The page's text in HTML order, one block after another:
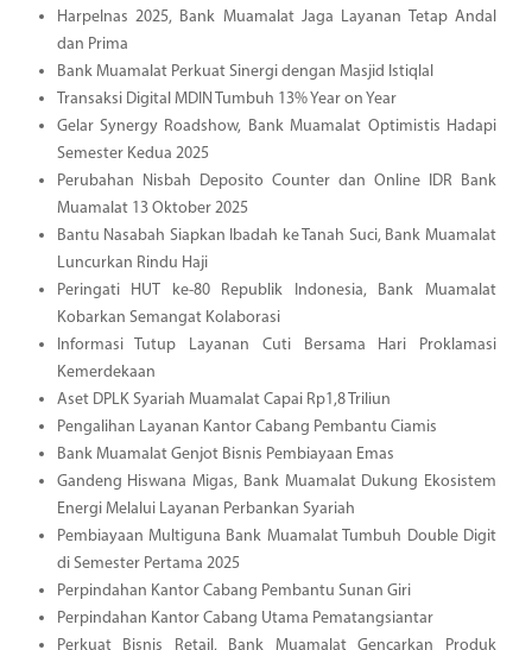
Harpelnas 2025, Bank Muamalat Jaga Layanan Tetap Andal
dan Prima
Bank Muamalat Perkuat Sinergi dengan Masjid Istiqlal
Transaksi Digital MDIN Tumbuh 13% Year on Year
Gelar Synergy Roadshow, Bank Muamalat Optimistis Hadapi
Semester Kedua 2025
Perubahan Nisbah Deposito Counter dan Online IDR Bank
Muamalat 13 Oktober 2025
Bantu Nasabah Siapkan Ibadah ke Tanah Suci, Bank Muamalat
Luncurkan Rindu Haji
Peringati HUT ke-80 Republik Indonesia, Bank Muamalat
Kobarkan Semangat Kolaborasi
Informasi Tutup Layanan Cuti Bersama Hari Proklamasi
Kemerdekaan
Aset DPLK Syariah Muamalat Capai Rp1,8 Triliun
Pengalihan Layanan Kantor Cabang Pembantu Ciamis
Bank Muamalat Genjot Bisnis Pembiayaan Emas
Gandeng Hiswana Migas, Bank Muamalat Dukung Ekosistem
Energi Melalui Layanan Perbankan Syariah
Pembiayaan Multiguna Bank Muamalat Tumbuh Double Digit
di Semester Pertama 2025
Perpindahan Kantor Cabang Pembantu Sunan Giri
Perpindahan Kantor Cabang Utama Pematangsiantar
Perkuat Bisnis Retail, Bank Muamalat Gencarkan Produk